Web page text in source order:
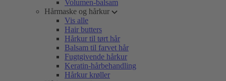
Volumen-balsam
Hårmaske og hårkur
Vis alle
Hair butters
Hårkur til tørt hår
Balsam til farvet hår
Fugtgivende hårkur
Keratin-hårbehandling
Hårkur krøller